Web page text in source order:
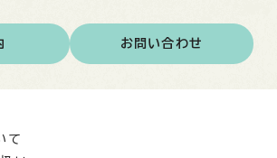
お問い合わせ
て